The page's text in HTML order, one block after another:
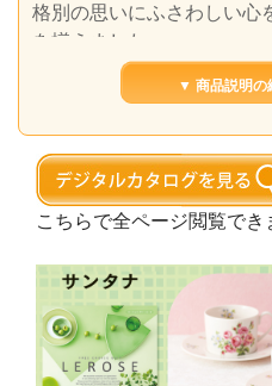
格別の思いにふさわしい心
を揃えました。
▼ 商品説明の
こちらで全ページ閲覧でき